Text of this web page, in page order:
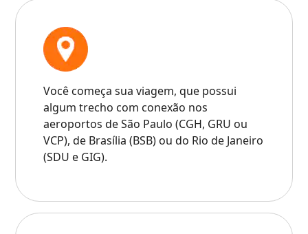
Você começa sua viagem, que possui
algum trecho com conexão nos
aeroportos de São Paulo (CGH, GRU ou
VCP), de Brasília (BSB) ou do Rio de Janeiro
(SDU e GIG).